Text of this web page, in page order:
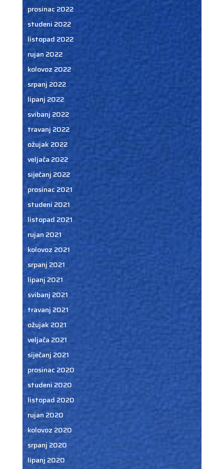
prosinac 2022
studeni 2022
listopad 2022
rujan 2022
kolovoz 2022
srpanj 2022
lipanj 2022
svibanj 2022
travanj 2022
ožujak 2022
veljača 2022
siječanj 2022
prosinac 2021
studeni 2021
listopad 2021
rujan 2021
kolovoz 2021
srpanj 2021
lipanj 2021
svibanj 2021
travanj 2021
ožujak 2021
veljača 2021
siječanj 2021
prosinac 2020
studeni 2020
listopad 2020
rujan 2020
kolovoz 2020
srpanj 2020
lipanj 2020